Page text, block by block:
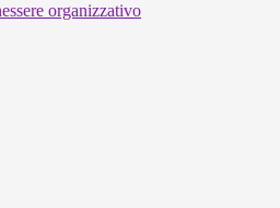
organizzativo